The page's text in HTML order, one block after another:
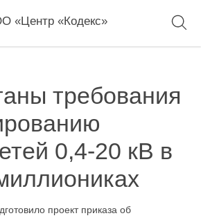
«Центр «Кодекс»
требования
0,4-20 кВ в
проект приказа об